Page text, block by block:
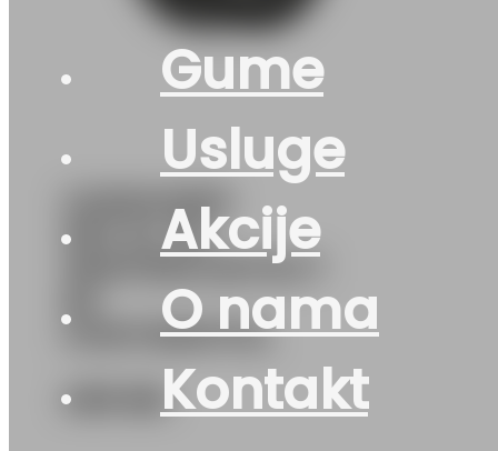
Gume
Usluge
Akcije
O nama
Kontakt
G225/40R19
93V XL FR
WINTERCONTACT
CONTINENTAL
499